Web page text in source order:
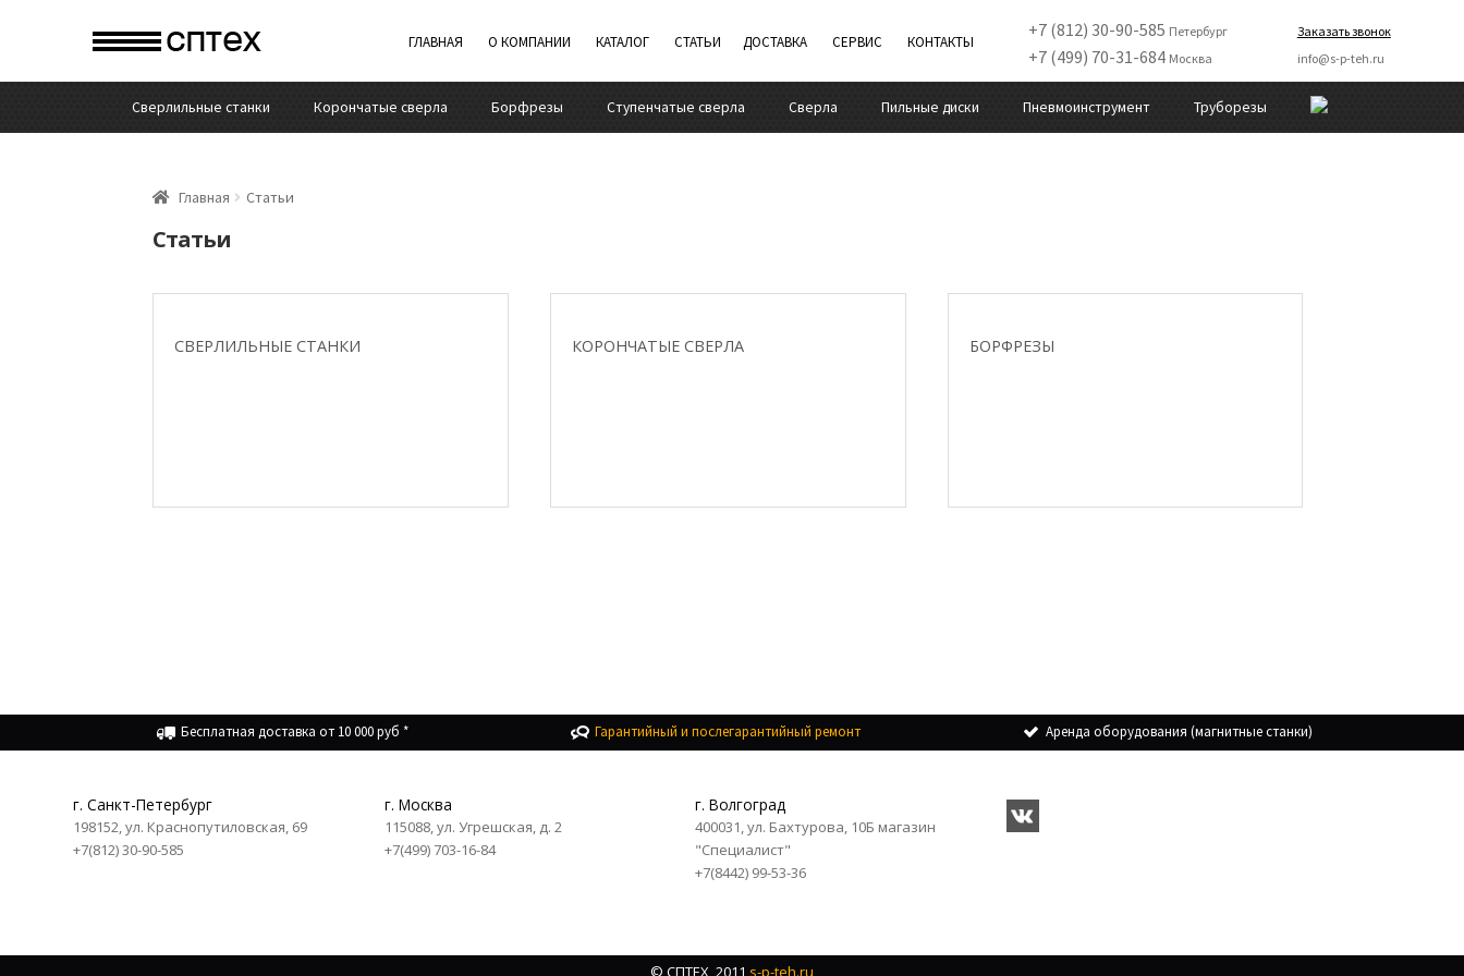
ГЛАВНАЯ О КОМПАНИИ КАТАЛОГ СТАТЬИ ДОСТАВКА СЕРВИС КОНТАКТЫ
+7 (812) 30-90-585 Петербург
+7 (499) 70-31-684 Москва
Заказать звонок
info@s-p-teh.ru
Cверлильные станки Корончатые сверла Борфрезы Ступенчатые сверла Сверла Пильные диски Пневмоинструмент Труборезы
Главная Статьи
Статьи
СВЕРЛИЛЬНЫЕ СТАНКИ КОРОНЧАТЫЕ СВЕРЛА
СМОТРЕТЬ
БОРФРЕЗЫ
СМОТРЕТЬ
Бесплатная доставка от 10 000 руб * Гарантийный и послегарантийный ремонт Аренда оборудования (магнитные станки)
г. Санкт-Петербург
198152, ул. Краснопутиловская, 69
+7(812) 30-90-585
г. Москва
115088, ул. Угрешская, д. 2
+7(499) 703-16-84
г. Волгоград
400031, ул. Бахтурова, 10Б магазин
"Специалист"
+7(8442) 99-53-36
© СПТЕХ, 2011 s-p-teh.ru